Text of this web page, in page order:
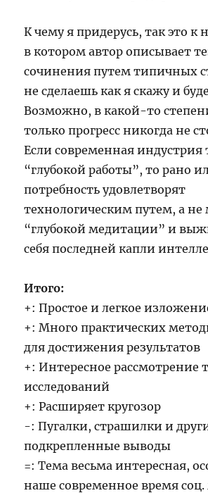
К чему я придерусь, так это к
в котором автор описывает
сочинения путем типичных
не сделаешь как я скажу и
Возможно, в какой-то
только прогресс никогда не
Если современная индустрия
“глубокой работы”, то рано
потребность удовлетворят
технологическим путем, а
“глубокой медитации” и
себя последней капли
Итого:
+: Простое и легкое
+: Много практических
для достижения результатов
+: Интересное рассмотрение
исследований
+: Расширяет кругозор
-: Пугалки, страшилки и
подкрепленные выводы
=: Тема весьма интересная,
наше современное время